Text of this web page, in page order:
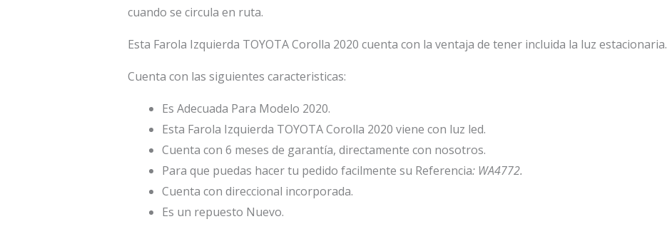
cuando se circula en ruta.
Esta Farola Izquierda TOYOTA Corolla 2020 cuenta con la ventaja de tener incluida la luz estacionaria.
Cuenta con las siguientes caracteristicas:
Es Adecuada Para Modelo 2020.
Esta Farola Izquierda TOYOTA Corolla 2020 viene con luz led.
Cuenta con 6 meses de garantía, directamente con nosotros.
Para que puedas hacer tu pedido facilmente su Referencia: WA4772.
Cuenta con direccional incorporada.
Es un repuesto Nuevo.